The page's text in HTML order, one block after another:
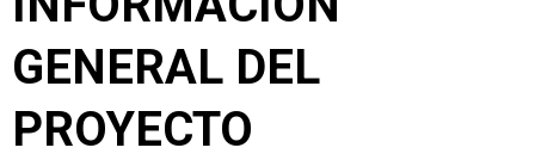
GENERAL DEL
PROYECTO